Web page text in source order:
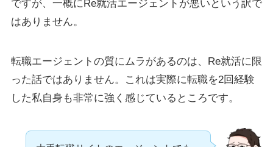
ですが、一概にRe就活エージェントが悪いという訳で
はありません。
転職エージェントの質にムラがあるのは、Re就活に限
った話ではありません。これは実際に転職を2回経験
した私自身も非常に強く感じているところです。